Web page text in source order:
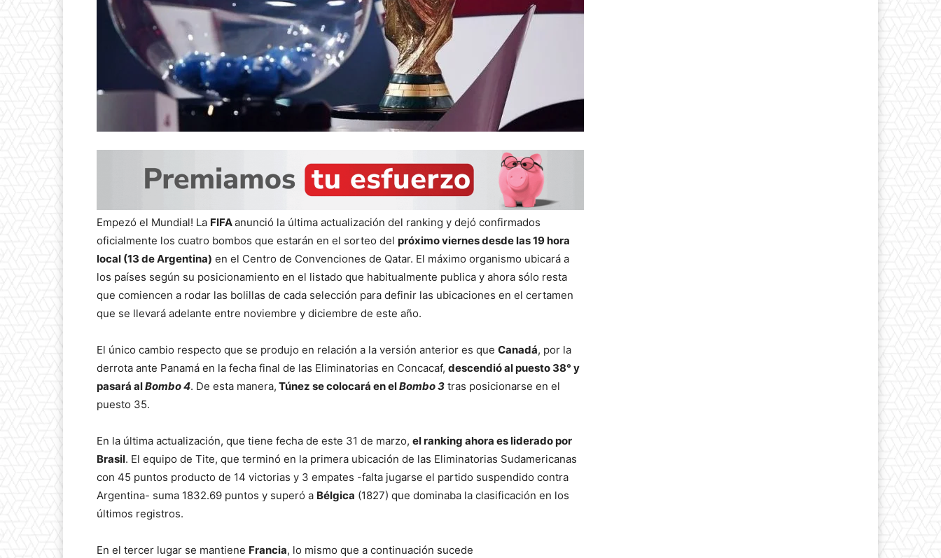
Empezó el Mundial! La FIFAanunció la última actualización del ranking y dejó confirmados
oficialmente los cuatro bombos que estarán en el sorteo del próximo viernes desde las 19 hora
local (13 de Argentina) en el Centro de Convenciones de Qatar. El máximo organismo ubicará a
los países según su posicionamiento en el listado que habitualmente publica y ahora sólo resta
que comiencen a rodar las bolillas de cada selección para definir las ubicaciones en el certamen
que se llevará adelante entre noviembre y diciembre de este año.
El único cambio respecto que se produjo en relación a la versión anterior es que Canadá, por la
derrota ante Panamá en la fecha final de las Eliminatorias en Concacaf, descendió al puesto 38° y
pasará alBombo 4. De esta manera, Túnez se colocará en elBombo 3 tras posicionarse en el
puesto 35.
En la última actualización, que tiene fecha de este 31 de marzo, el ranking ahora es liderado por
Brasil. El equipo de Tite, que terminó en la primera ubicación de las Eliminatorias Sudamericanas
con 45 puntos producto de 14 victorias y 3 empates -falta jugarse el partido suspendido contra
Argentina- suma 1832.69 puntos y superó a Bélgica (1827) que dominaba la clasificación en los
últimos registros.
En el tercer lugar se mantiene Francia, lo mismo que a continuación sucede